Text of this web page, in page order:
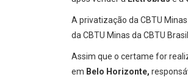
A privatização da CBTU
da CBTU Minas da CBTU
Assim que o certame for
em Belo Horizonte,